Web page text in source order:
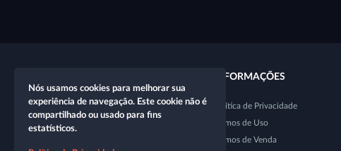
Novo personagem
INFORMAÇÕES
Política de Privacidade
Termos de Uso
Termos de Venda
Nós usamos cookies para melhorar sua
experiência de navegação. Este cookie não é
compartilhado ou usado para fins
estatísticos.